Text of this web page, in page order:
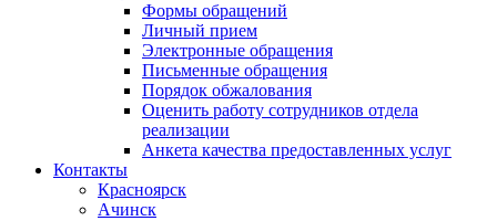
Формы обращений
Личный прием
Электронные обращения
Письменные обращения
Порядок обжалования
Оценить работу сотрудников отдела
реализации
Анкета качества предоставленных услуг
Контакты
Красноярск
Ачинск